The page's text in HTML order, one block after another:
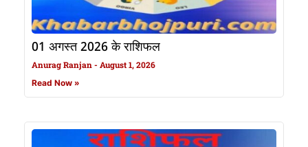
01 अगस्त 2026 के राशिफल
Anurag Ranjan August 1, 2026
Read Now »